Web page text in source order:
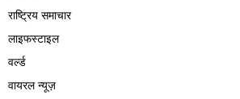
राष्ट्रिय समाचार
लाइफस्टाइल
वर्ल्ड
वायरल न्यूज़